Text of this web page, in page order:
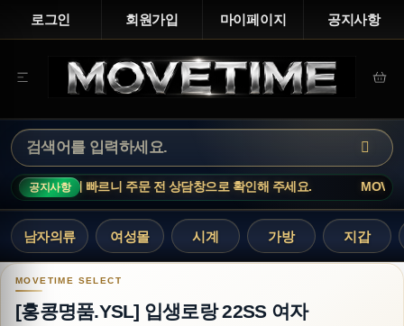
로그인 회원가입 마이페이지 공지사항
공지사항
고 변동이 빠르니 주문 전 상담창으로 확인해 주세요.
남자의류 여성몰 시계 가방 지갑
[홍콩명품.YSL] 입생로랑 22SS 여자 연예인코디
[홍콩명품.YSL] 입생로랑 22SS 여자